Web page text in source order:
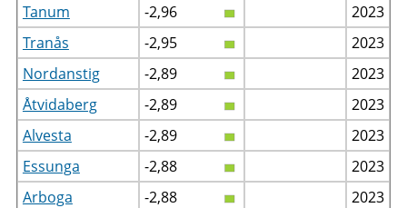
Tanum
-2,96
2023
Tranås
-2,95
2023
Nordanstig
-2,89
2023
Åtvidaberg
-2,89
2023
Alvesta
-2,89
2023
Essunga
-2,88
2023
Arboga
-2,88
2023